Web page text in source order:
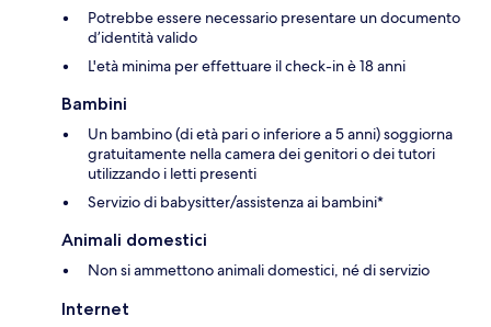
Potrebbe essere necessario presentare un documento
d’identità valido
L'età minima per effettuare il check-in è 18 anni
Bambini
Un bambino (di età pari o inferiore a 5 anni) soggiorna
gratuitamente nella camera dei genitori o dei tutori
utilizzando i letti presenti
Servizio di babysitter/assistenza ai bambini*
Animali domestici
Non si ammettono animali domestici, né di servizio
Internet